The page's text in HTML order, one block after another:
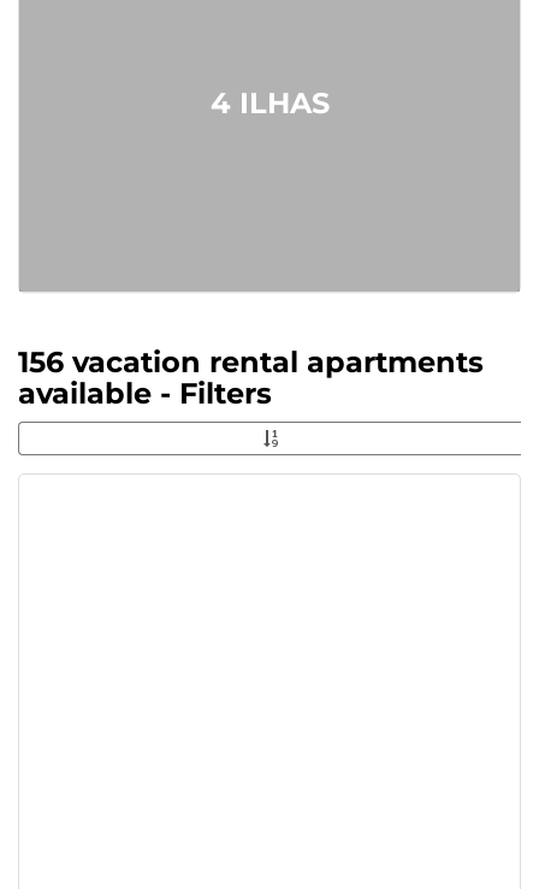
4 ILHAS
156 vacation rental apartments
available - Filters